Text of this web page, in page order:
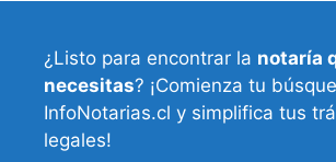
¿Listo para encontrar la notaría
necesitas? ¡Comienza tu
InfoNotarias.cl y simplifica tus
legales!